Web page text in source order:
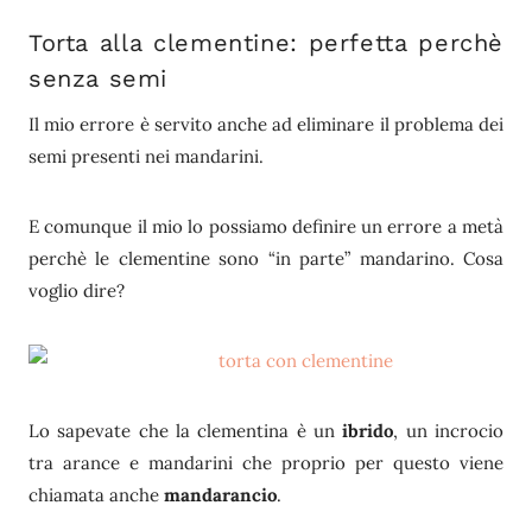
Torta alla clementine: perfetta perchè
senza semi
Il mio errore è servito anche ad eliminare il problema dei
semi presenti nei mandarini.
E comunque il mio lo possiamo definire un errore a metà
perchè le clementine sono “in parte” mandarino. Cosa
voglio dire?
Lo sapevate che la clementina è unibrido, un incrocio
tra arance e mandarini che proprio per questo viene
chiamata anche mandarancio.